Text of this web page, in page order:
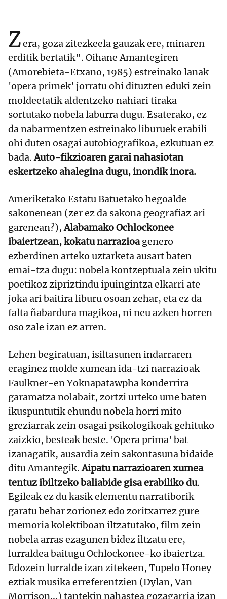
Zera, goza zitezkeela gauzak ere, minaren
erditik bertatik". Oihane Amantegiren
(Amorebieta-Etxano, 1985) estreinako lanak
'opera primek' jorratu ohi dituzten eduki zein
moldeetatik aldentzeko nahiari tiraka
sortutako nobela laburra dugu. Esaterako, ez
da nabarmentzen estreinako liburuek erabili
ohi duten osagai autobiografikoa, ezkutuan ez
bada.Auto-fikzioaren garai nahasiotan
eskertzeko ahalegina dugu, inondik inora.
Ameriketako Estatu Batuetako hegoalde
sakonenean (zer ez da sakona geografiaz ari
garenean?),Alabamako Ochlockonee
ibaiertzean, kokatu narrazioagenero
ezberdinen arteko uztarketa ausart baten
emai-tza dugu: nobela kontzeptuala zein ukitu
poetikoz zipriztindu ipuingintza elkarri ate
joka ari baitira liburu osoan zehar, eta ez da
falta ñabardura magikoa, ni neu azken horren
oso zale izan ez arren.
Lehen begiratuan, isiltasunen indarraren
eraginez molde xumean ida-tzi narrazioak
Faulkner-en Yoknapatawpha konderrira
garamatza nolabait, zortzi urteko ume baten
ikuspuntutik ehundu nobela horri mito
greziarrak zein osagai psikologikoak gehituko
zaizkio, besteak beste. 'Opera prima' bat
izanagatik, ausardia zein sakontasuna bidaide
ditu Amantegik.Aipatu narrazioaren xumea
tentuz ibiltzeko baliabide gisa erabiliko du.
Egileak ez du kasik elementu narratiborik
garatu behar zorionez edo zoritxarrez gure
memoria kolektiboan iltzatutako, film zein
nobela arras ezagunen bidez iltzatu ere,
lurraldea baitugu Ochlockonee-ko ibaiertza.
Edozein lurralde izan zitekeen, Tupelo Honey
eztiak musika erreferentzien (Dylan, Van
Morrison...) tantekin nahastea gozagarria izan